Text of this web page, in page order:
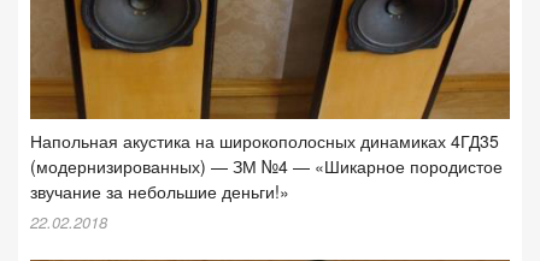
Напольная акустика на широкополосных динамиках 4ГД35
(модернизированных) — ЗМ №4 — «Шикарное породистое
звучание за небольшие деньги!»
22.02.2018